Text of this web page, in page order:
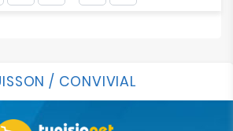
/ CONVIVIAL